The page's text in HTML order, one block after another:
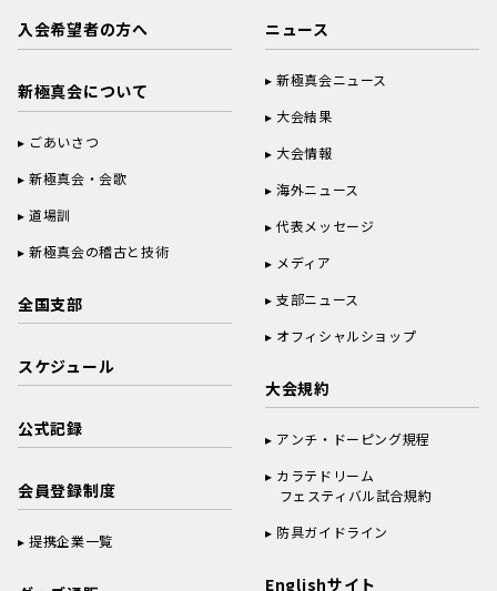
入会希望者の方へ
新極真会について
ごあいさつ
新極真会・会歌
道場訓
新極真会の稽古と技術
全国支部
スケジュール
公式記録
会員登録制度
提携企業一覧
ニュース
新極真会ニュース
大会結果
大会情報
海外ニュース
代表メッセージ
メディア
支部ニュース
オフィシャルショップ
大会規約
アンチ・ドーピング規程
カラテドリーム
フェスティバル試合規約
防具ガイドライン
Englishサイト